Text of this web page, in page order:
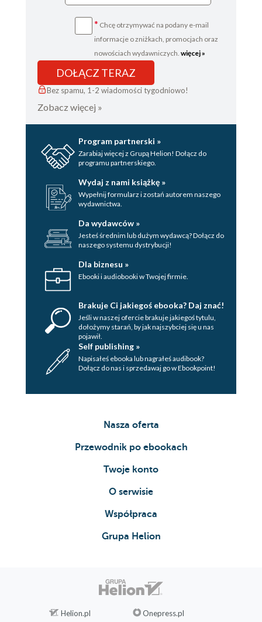
* Chcę otrzymywać na podany e-mail
informacje o zniżkach, promocjach oraz
nowościach wydawniczych. więcej »
DOŁĄCZ TERAZ
Bez spamu, 1-2 wiadomości tygodniowo!
Zobacz więcej »
Program partnerski »
Zarabiaj więcej z Grupą Helion! Dołącz do
programu partnerskiego.
Wydaj z nami książkę »
Wypełnij formularz i zostań autorem naszego
wydawnictwa.
Da wydawców »
Jesteś średnim lub dużym wydawcą? Dołącz do
naszego systemu dystrybucji!
Dla biznesu »
Ebooki i audiobooki w Twojej firmie.
Brakuje Ci jakiegoś ebooka? Daj znać!
Jeśli w naszej ofercie brakuje jakiegoś tytulu,
dołożymy starań, by jak najszybciej się u nas
pojawił.
Self publishing »
Napisałeś ebooka lub nagrałeś audibook?
Dołącz do nas i sprzedawaj go w Ebookpoint!
Nasza oferta
Przewodnik po ebookach
Twoje konto
O serwisie
Współpraca
Grupa Helion
Helion.pl Onepress.pl